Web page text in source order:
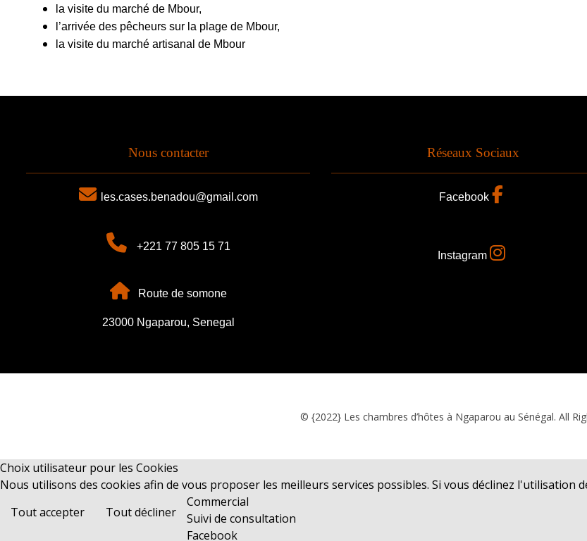
la visite du marché de Mbour,
l’arrivée des pêcheurs sur la plage de Mbour,
la visite du marché artisanal de Mbour
Nous contacter
les.cases.benadou@gmail.com
+221 77 805 15 71
Route de somone
23000 Ngaparou, Senegal
Réseaux Sociaux
Facebook
Instagram
© {2022} Les chambres d’hôtes à Ngaparou au Sénégal. All
Choix utilisateur pour les Cookies
Nous utilisons des cookies afin de vous proposer les meilleurs services possibles. Si vous déclinez
Tout accepter
Tout décliner
Commercial
Suivi de consultation
Facebook